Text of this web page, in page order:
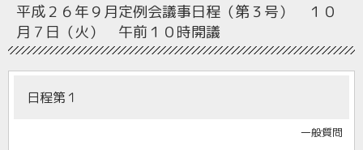
平成２６年９月定例会議事日程（第３号） １０
月７日（火） 午前１０時開議
日程第１
一般質問